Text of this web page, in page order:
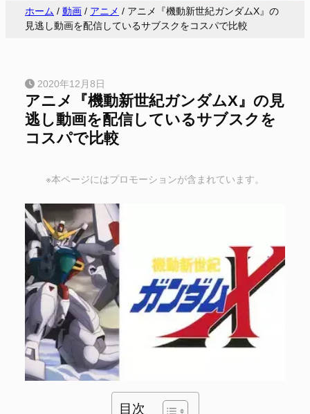
ホーム / 動画 / アニメ / アニメ『機動新世紀ガンダムX』の
見逃し動画を配信しているサブスクをコスパで比較
2020年12月8日
アニメ『機動新世紀ガンダムX』の見
逃し動画を配信しているサブスクを
コスパで比較
※本ページにはプロモーションが含まれています。
目次